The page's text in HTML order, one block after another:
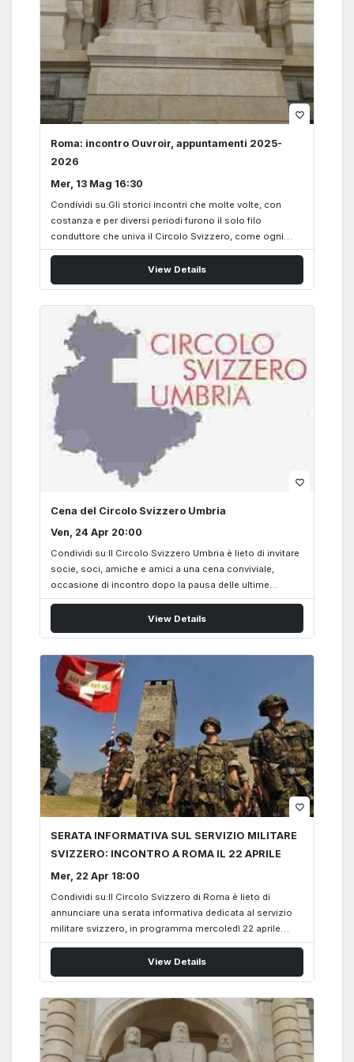
favorite_border
Roma: incontro Ouvroir, appuntamenti 2025-
2026
Mer, 13 Mag 16:30
Condividi su:Gli storici incontri che molte volte, con
costanza e per diversi periodi furono il solo filo
conduttore che univa il Circolo Svizzero, come ogni
anno in autunno hanno ripresno forza e vigore. Ormai al
termine dell’anno sociale, 2025-2026, l’incontri
dell’Ouvroir condotto dalla Socia Evelina Degli Abbati
Roma, in via Marcello Malpighi 14, dalle ore 16.30 alle
18.00 sarà il: Mercoledì – Mittwoch, 13. maggio 2026 Un
cordiale arrivederci all’incontro dell’Ouvroir Eveline
DegliAbbati (evelinedegliabbati@gmail.com)
View Details
favorite_border
Cena del Circolo Svizzero Umbria
Ven, 24 Apr 20:00
Condividi su:Il Circolo Svizzero Umbria è lieto di invitare
socie, soci, amiche e amici a una cena conviviale,
occasione di incontro dopo la pausa delle ultime
settimane. Data: venerdì 24 aprile, ore 20:00 Luogo:
Ristorante L’UTOPIA, Ellera di Corciano (Via G. di Vittorio
21) Si prega di confermare la propria partecipazione via
oppure tramite il gruppo WhatsApp.
View Details
favorite_border
SERATA INFORMATIVA SUL SERVIZIO MILITARE
SVIZZERO: INCONTRO A ROMA IL 22 APRILE
Mer, 22 Apr 18:00
Condividi su:Il Circolo Svizzero di Roma è lieto di
annunciare una serata informativa dedicata al servizio
militare svizzero, in programma mercoledì 22 aprile
presso lo Spazio Eventi del Circolo Svizzero di Roma,
Casa Svizzera (Via Marcello Malpighi 14). L’evento è
organizzato in collaborazione con il Colonnello SMG
presso l’Ambasciata di Svizzera, e sarà condotto da
Julian Furrer, stagista accademico dell’Esercito
svizzero, e da Anna-Sofia Schönenberger, Prima
Segretaria dell’Ambasciata di Svizzera in Italia.
View Details